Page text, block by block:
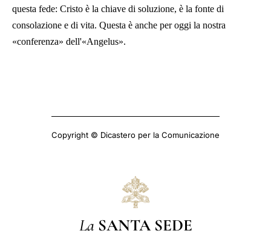
questa fede: Cristo è la chiave di soluzione, è la fonte di
consolazione e di vita. Questa è anche per oggi la nostra
«conferenza» dell'«Angelus».
Copyright © Dicastero per la Comunicazione
La SANTA SEDE